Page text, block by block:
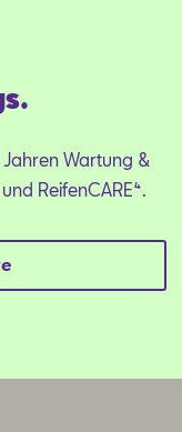
Jahren Wartung &
ReifenCARE⁴.